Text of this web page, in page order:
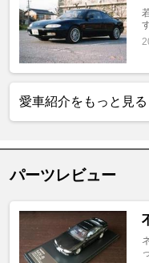
愛車紹介をもっと見る
パーツレビュー